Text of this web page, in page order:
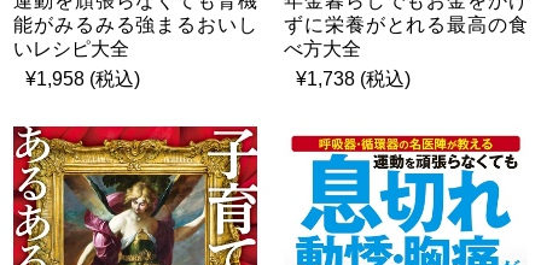
能がみるみる強まるおいし
いレシピ大全
¥1,958 (税込)
ずに栄養がとれる最高の食
べ方大全
¥1,738 (税込)